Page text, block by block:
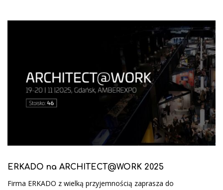
ERKADO na ARCHITECT@WORK 2025
Firma ERKADO z wielką przyjemnością zaprasza do